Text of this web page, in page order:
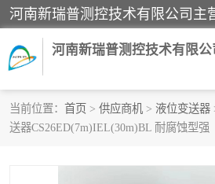
河南新瑞普测控技术有限公
当前位置： 首页 > 供应商机 > 液位变送器
送器CS26ED(7m)IEL(30m)BL 耐腐蚀型强
霍尼韦尔压力变送器 CS